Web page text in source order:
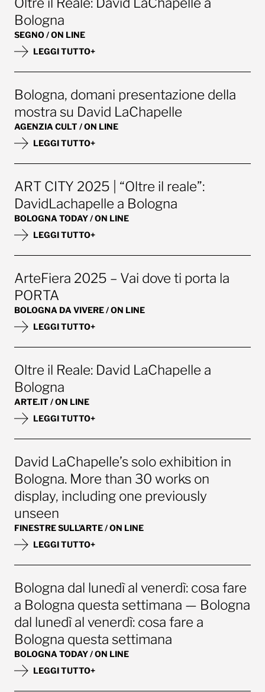
Bologna
SEGNO / ON LINE
LEGGI TUTTO+
Bologna, domani presentazione della
mostra su David LaChapelle
AGENZIA CULT / ON LINE
LEGGI TUTTO+
ART CITY 2025 | “Oltre il reale”:
DavidLachapelle a Bologna
BOLOGNA TODAY / ON LINE
LEGGI TUTTO+
ArteFiera 2025 – Vai dove ti porta la
PORTA
BOLOGNA DA VIVERE / ON LINE
LEGGI TUTTO+
Oltre il Reale: David LaChapelle a
Bologna
ARTE.IT / ON LINE
LEGGI TUTTO+
David LaChapelle’s solo exhibition in
Bologna. More than 30 works on
display, including one previously
unseen
FINESTRE SULL’ARTE / ON LINE
LEGGI TUTTO+
Bologna dal lunedì al venerdì: cosa fare
a Bologna questa settimana — Bologna
dal lunedì al venerdì: cosa fare a
Bologna questa settimana
BOLOGNA TODAY / ON LINE
LEGGI TUTTO+